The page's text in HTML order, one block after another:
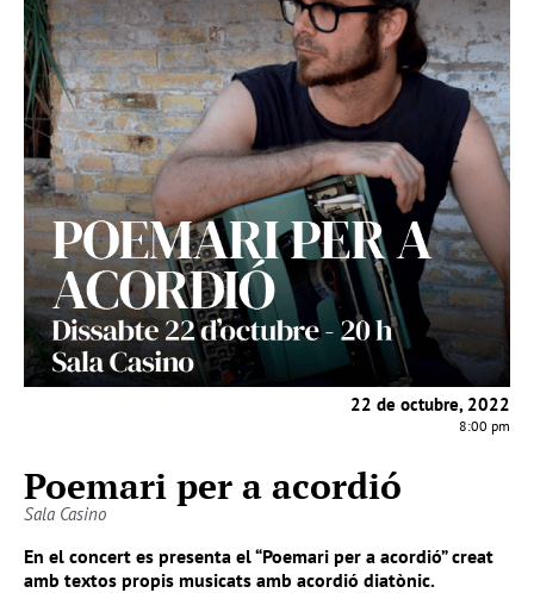
22 de octubre, 2022
8:00 pm
Poemari per a acordió
Sala Casino
En el concert es presenta el “Poemari per a acordió” creat
amb textos propis musicats amb acordió diatònic.